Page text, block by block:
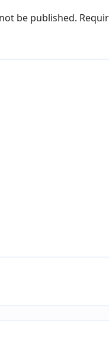
be published.